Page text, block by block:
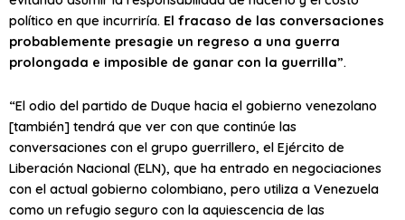
político en que incurriría. El fracaso de las conversaciones
probablemente presagie un regreso a una guerra
prolongada e imposible de ganar con la guerrilla”.
“El odio del partido de Duque hacia el gobierno venezolano
[también] tendrá que ver con que continúe las
conversaciones con el grupo guerrillero, el Ejército de
Liberación Nacional (ELN), que ha entrado en negociaciones
con el actual gobierno colombiano, pero utiliza a Venezuela
como un refugio seguro con la aquiescencia de las